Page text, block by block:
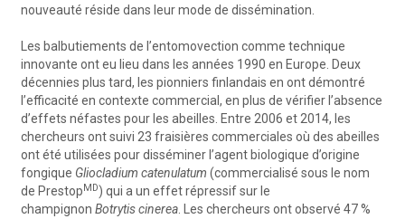
nouveauté réside dans leur mode de dissémination.
Les balbutiements de l’entomovection comme technique
innovante ont eu lieu dans les années 1990 en Europe. Deux
décennies plus tard, les pionniers finlandais en ont démontré
l’efficacité en contexte commercial, en plus de vérifier l’absence
d’effets néfastes pour les abeilles. Entre 2006 et 2014, les
chercheurs ont suivi 23 fraisières commerciales où des abeilles
ont été utilisées pour disséminer l’agent biologique d’origine
fongique Gliocladium catenulatum (commercialisé sous le nom
de PrestopMD) qui a un effet répressif sur le
champignon Botrytis cinerea . Les chercheurs ont observé 47 %